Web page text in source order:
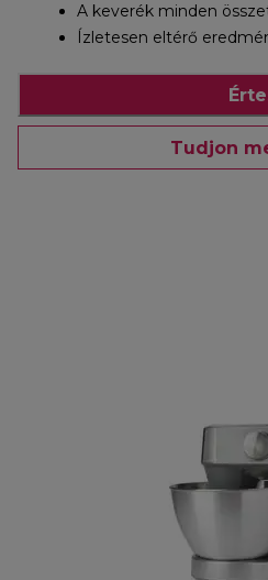
A keverék minden
Ízletesen eltérő
Tudjon